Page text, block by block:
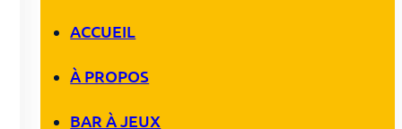
ACCUEIL
À PROPOS
BAR À JEUX